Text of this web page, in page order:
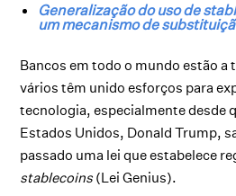
Generalização do uso de
um mecanismo de
Bancos em todo o mundo estão a
vários têm unido esforços para
tecnologia, especialmente desde
Estados Unidos, Donald Trump,
passado uma lei que estabelece
stablecoins (Lei Genius).